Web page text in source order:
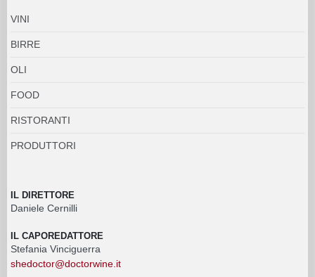
VINI
BIRRE
OLI
FOOD
RISTORANTI
PRODUTTORI
IL DIRETTORE
Daniele Cernilli
IL CAPOREDATTORE
Stefania Vinciguerra
shedoctor@doctorwine.it